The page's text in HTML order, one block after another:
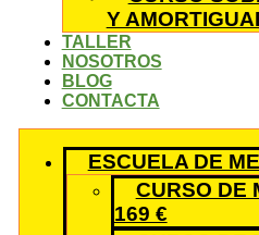
Y
TALLER
NOSOTROS
BLOG
CONTACTA
ESCUELA DE
CURSO DE
169 €